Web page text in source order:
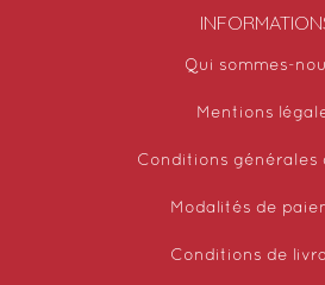
Qui sommes-
Mentions
Conditions générales
Modalités de
Conditions de